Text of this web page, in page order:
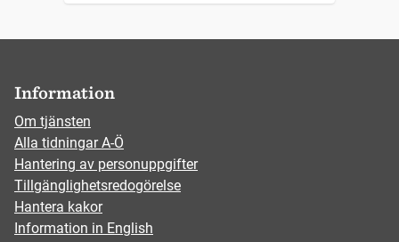
Information
Om tjänsten
Alla tidningar A-Ö
Hantering av personuppgifter
Tillgänglighetsredogörelse
Hantera kakor
Information in English